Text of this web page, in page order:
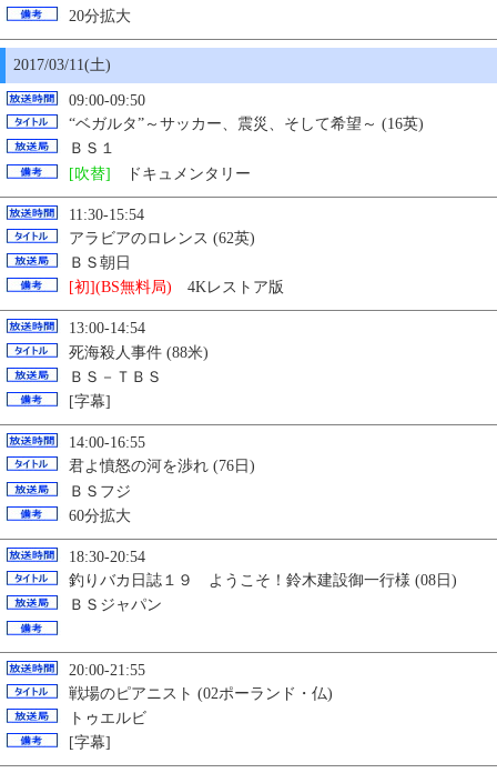
20分拡大
2017/03/11(土)
09:00-09:50
“ベガルタ”～サッカー、震災、そして希望～ (16英)
ＢＳ１
[吹替] ドキュメンタリー
11:30-15:54
アラビアのロレンス (62英)
ＢＳ朝日
[初](BS無料局) 4Kレストア版
13:00-14:54
死海殺人事件 (88米)
ＢＳ－ＴＢＳ
[字幕]
14:00-16:55
君よ憤怒の河を渉れ (76日)
ＢＳフジ
60分拡大
18:30-20:54
釣りバカ日誌１９ ようこそ！鈴木建設御一行様 (08日)
ＢＳジャパン
20:00-21:55
戦場のピアニスト (02ポーランド・仏)
トゥエルビ
[字幕]